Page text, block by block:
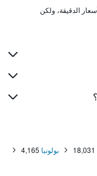
18,031 بولونيا 4,165